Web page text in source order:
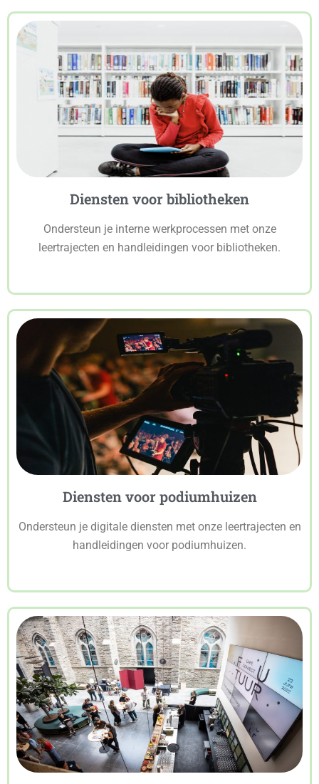
Diensten voor bibliotheken
Ondersteun je interne werkprocessen met onze
leertrajecten en handleidingen voor bibliotheken.
Diensten voor podiumhuizen
Ondersteun je digitale diensten met onze leertrajecten en
handleidingen voor podiumhuizen.